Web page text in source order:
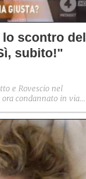
lo scontro del
subito!"
e Rovescio nel
condannato in via